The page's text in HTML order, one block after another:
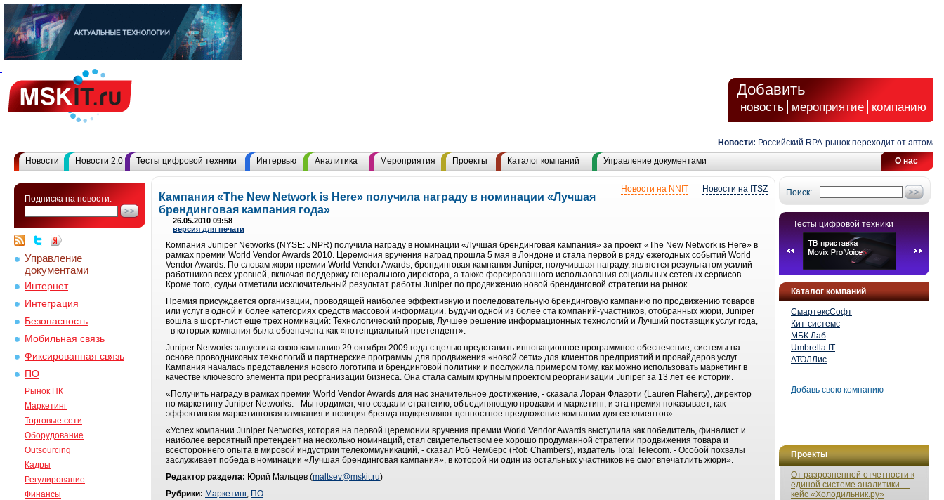
Добавить
новость мероприятие компанию
Новости: Российский RPA-рынок переходит от
О нас
Новости Новости 2.0 Тесты цифровой техники Интервью Аналитика Мероприятия Проекты Каталог компаний Управление документами
Подписка на новости:
Управление
документами
Интернет
Интеграция
Безопасность
Мобильная связь
Фиксированная связь
ПО
Рынок ПК
Маркетинг
Торговые сети
Оборудование
Outsourcing
Кадры
Регулирование
Финансы
Поиск:
Тесты цифровой техники
Каталог компаний
СмартексСофт
Кит-системс
МБК Лаб
Umbrella IT
АТОЛЛис
Добавь свою компанию
Проекты
От разрозненной отчетности к
единой системе аналитики —
кейс «Холодильник.ру»
Новости на ITSZ
Новости на NNIT
Кампания «The New Network is Here» получила награду в номинации «Лучшая
брендинговая кампания года»
26.05.2010 09:58
версия для печати
Компания Juniper Networks (NYSE: JNPR) получила награду в номинации «Лучшая брендинговая кампания» за проект «The New Network is Here» в
рамках премии World Vendor Awards 2010. Церемония вручения наград прошла 5 мая в Лондоне и стала первой в ряду ежегодных событий World
Vendor Awards. По словам жюри премии World Vendor Awards, брендинговая кампания Juniper, получившая награду, является результатом усилий
работников всех уровней, включая поддержку генерального директора, а также форсированного использования социальных сетевых сервисов.
Кроме того, судьи отметили исключительный результат работы Juniper по продвижению новой брендинговой стратегии на рынок.
Премия присуждается организации, проводящей наиболее эффективную и последовательную брендинговую кампанию по продвижению товаров
или услуг в одной и более категориях средств массовой информации. Будучи одной из более ста компаний-участников, отобранных жюри, Juniper
вошла в шорт-лист еще трех номинаций: Технологический прорыв, Лучшее решение информационных технологий и Лучший поставщик услуг года,
- в которых компания была обозначена как «потенциальный претендент».
Juniper Networks запустила свою кампанию 29 октября 2009 года с целью представить инновационное программное обеспечение, системы на
основе проводниковых технологий и партнерские программы для продвижения «новой сети» для клиентов предприятий и провайдеров услуг.
Кампания началась представления нового логотипа и брендинговой политики и послужила примером тому, как можно использовать маркетинг в
качестве ключевого элемента при реорганизации бизнеса. Она стала самым крупным проектом реорганизации Juniper за 13 лет ее истории.
«Получить награду в рамках премии World Vendor Awards для нас значительное достижение, - сказала Лоран Флаэрти (Lauren Flaherty), директор
по маркетингу Juniper Networks. - Мы гордимся, что создали стратегию, объединяющую продажи и маркетинг, и эта премия показывает, как
эффективная маркетинговая кампания и позиция бренда подкрепляют ценностное предложение компании для ее клиентов».
«Успех компании Juniper Networks, которая на первой церемонии вручения премии World Vendor Awards выступила как победитель, финалист и
наиболее вероятный претендент на несколько номинаций, стал свидетельством ее хорошо продуманной стратегии продвижения товара и
всестороннего опыта в мировой индустрии телекоммуникаций, - сказал Роб Чемберс (Rob Chambers), издатель Total Telecom. - Особой похвалы
заслуживает победа в номинации «Лучшая брендинговая кампания», в которой ни один из остальных участников не смог впечатлить жюри».
Редактор раздела: Юрий Мальцев (maltsev@mskit.ru)
Рубрики: Маркетинг, ПО